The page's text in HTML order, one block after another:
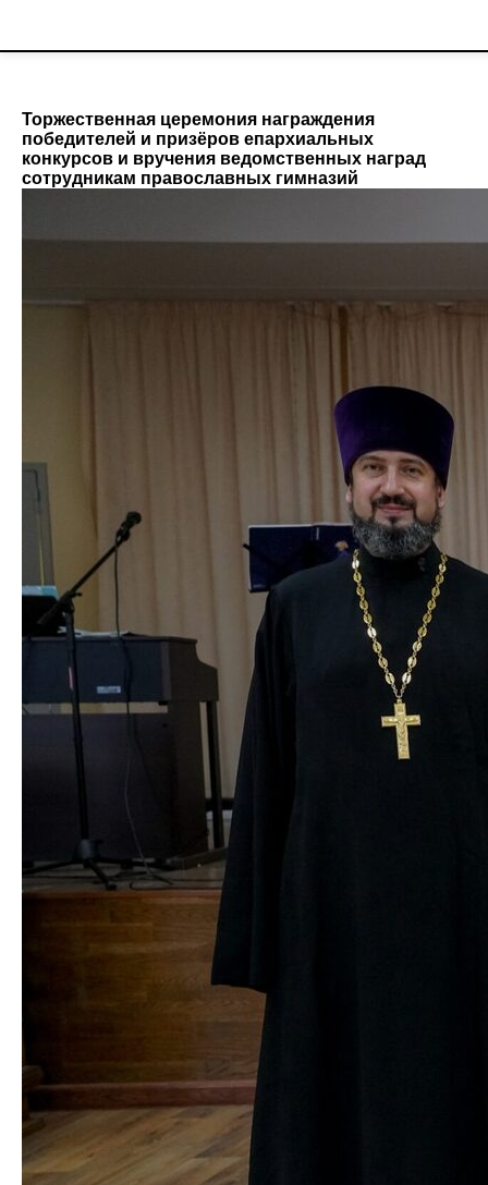
Торжественная церемония награждения
победителей и призёров епархиальных
конкурсов и вручения ведомственных наград
сотрудникам православных гимназий